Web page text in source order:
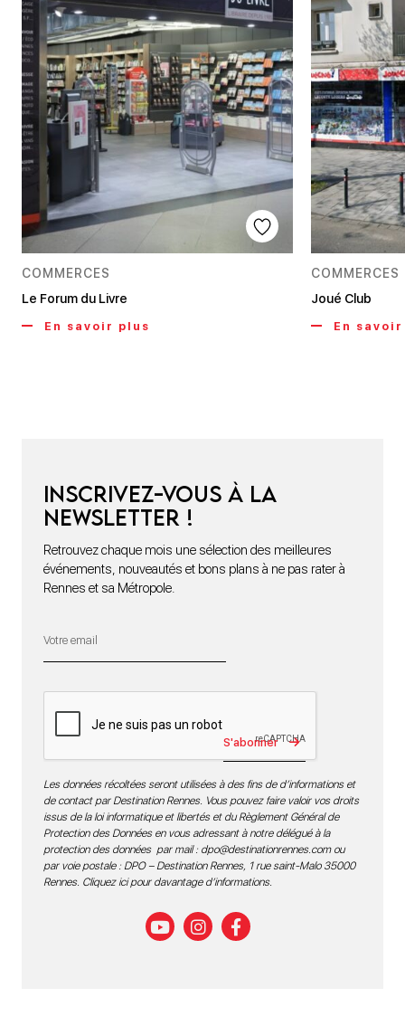
COMMERCES
Le Forum du Livre
En savoir plus
COMMERCES
Joué Club
En
Inscrivez-vous à la
newsletter !
Retrouvez chaque mois une sélection des meilleures
événements, nouveautés et bons plans à ne pas rater à
Rennes et sa Métropole.
S'abonner
Les données récoltées seront utilisées à des fins de d’informations et
de contact par Destination Rennes. Vous pouvez faire valoir vos droits
issus de la loi informatique et libertés et du Règlement Général de
Protection des Données en vous adressant à notre délégué à la
protection des données par mail : dpo@destinationrennes.comou
par voie postale : DPO – Destination Rennes, 1 rue saint-Malo 35000
Rennes. Cliquez ici pour davantage d’informations.